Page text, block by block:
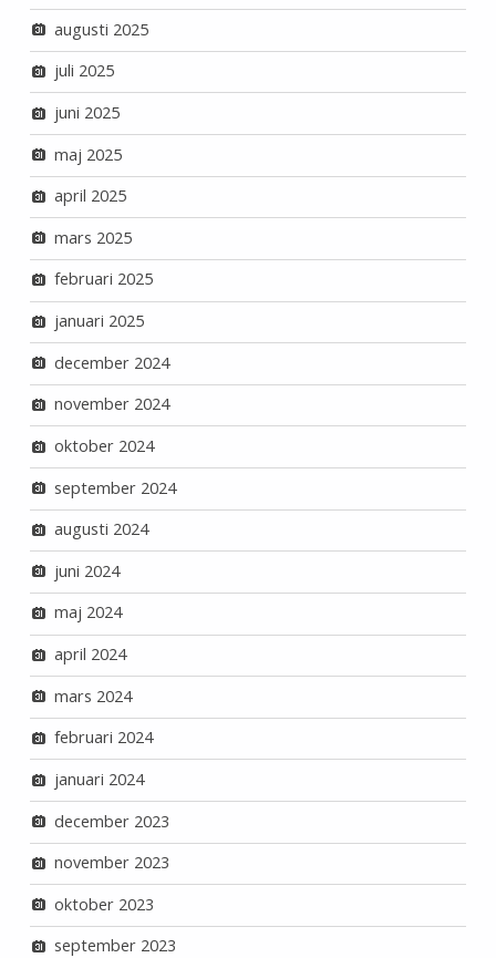
augusti 2025
juli 2025
juni 2025
maj 2025
april 2025
mars 2025
februari 2025
januari 2025
december 2024
november 2024
oktober 2024
september 2024
augusti 2024
juni 2024
maj 2024
april 2024
mars 2024
februari 2024
januari 2024
december 2023
november 2023
oktober 2023
september 2023